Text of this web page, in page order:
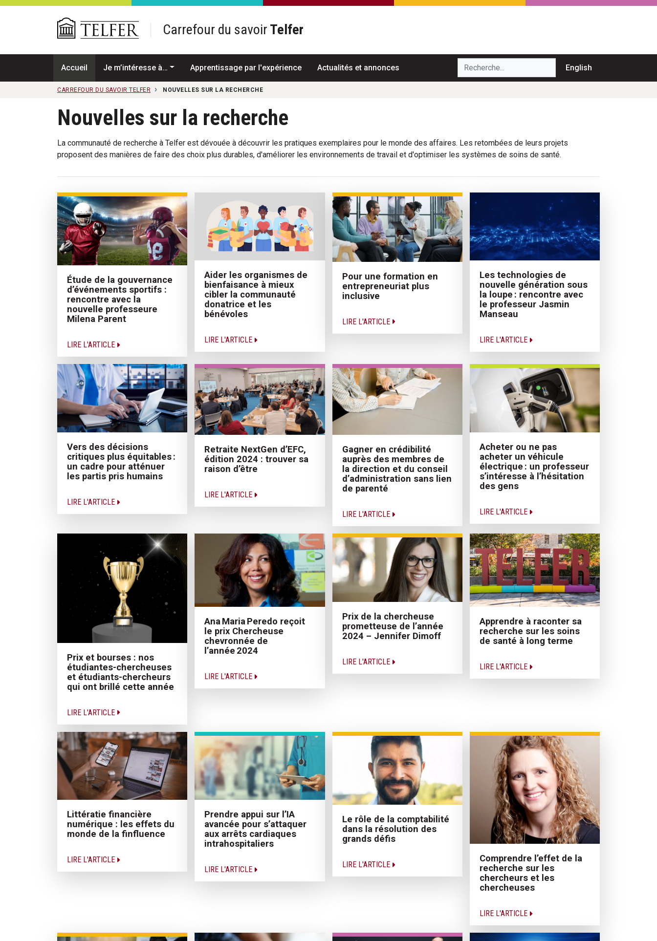
Passer au contenu principal
Carrefour du savoir Telfer
Accueil Je m’intéresse à… Apprentissage par l'expérience Actualités et annonces Recherche... English
CARREFOUR DU SAVOIR TELFER NOUVELLES SUR LA RECHERCHE
Nouvelles sur la recherche
La communauté de recherche à Telfer est dévouée à découvrir les pratiques exemplaires pour le monde des affaires. Les retombées de leurs projets
proposent des manières de faire des choix plus durables, d'améliorer les environnements de travail et d'optimiser les systèmes de soins de santé.
Étude de la gouvernance
d’événements sportifs :
rencontre avec la
nouvelle professeure
Milena Parent
LIRE L'ARTICLE
Aider les organismes de
bienfaisance à mieux
cibler la communauté
donatrice et les
bénévoles
LIRE L'ARTICLE
Pour une formation en
entrepreneuriat plus
inclusive
LIRE L'ARTICLE
Les technologies de
nouvelle génération sous
la loupe : rencontre avec
le professeur Jasmin
Manseau
LIRE L'ARTICLE
Vers des décisions
critiques plus équitables :
un cadre pour atténuer
les partis pris humains
LIRE L'ARTICLE
Retraite NextGen d’EFC,
édition 2024 : trouver sa
raison d’être
LIRE L'ARTICLE
Gagner en crédibilité
auprès des membres de
la direction et du conseil
d’administration sans lien
de parenté
LIRE L'ARTICLE
Acheter ou ne pas
acheter un véhicule
électrique : un professeur
s’intéresse à l’hésitation
des gens
LIRE L'ARTICLE
Prix et bourses : nos
étudiantes-chercheuses
et étudiants-chercheurs
qui ont brillé cette année
LIRE L'ARTICLE
Ana Maria Peredo reçoit
le prix Chercheuse
chevronnée de
l’année 2024
LIRE L'ARTICLE
Prix de la chercheuse
prometteuse de l’année
2024 – Jennifer Dimoff
LIRE L'ARTICLE
Apprendre à raconter sa
recherche sur les soins
de santé à long terme
LIRE L'ARTICLE
Littératie financière
numérique : les effets du
monde de la finfluence
LIRE L'ARTICLE
Prendre appui sur l’IA
avancée pour s’attaquer
aux arrêts cardiaques
intrahospitaliers
LIRE L'ARTICLE
Le rôle de la comptabilité
dans la résolution des
grands défis
LIRE L'ARTICLE
Comprendre l’effet de la
recherche sur les
chercheurs et les
chercheuses
LIRE L'ARTICLE